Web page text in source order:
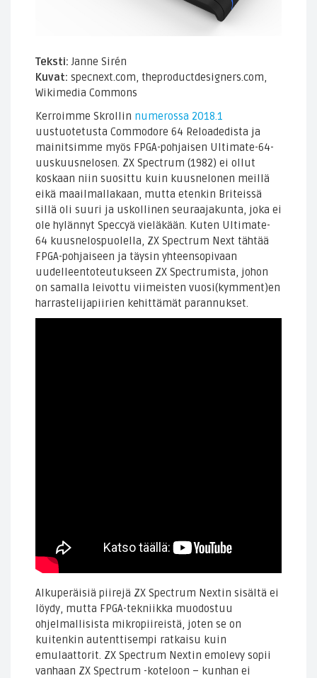
Teksti: Janne Sirén
Kuvat: specnext.com, theproductdesigners.com,
Wikimedia Commons
Kerroimme Skrollin numerossa 2018.1
uustuotetusta Commodore 64 Reloadedista ja
mainitsimme myös FPGA-pohjaisen Ultimate-64-
uuskuusnelosen. ZX Spectrum (1982) ei ollut
koskaan niin suosittu kuin kuusnelonen meillä
eikä maailmallakaan, mutta etenkin Briteissä
sillä oli suuri ja uskollinen seuraajakunta, joka ei
ole hylännyt Speccyä vieläkään. Kuten Ultimate-
64 kuusnelospuolella, ZX Spectrum Next tähtää
FPGA-pohjaiseen ja täysin yhteensopivaan
uudelleentoteutukseen ZX Spectrumista, johon
on samalla leivottu viimeisten vuosi(kymment)en
harrastelijapiirien kehittämät parannukset.
Alkuperäisiä piirejä ZX Spectrum Nextin sisältä ei
löydy, mutta FPGA-tekniikka muodostuu
ohjelmallisista mikropiireistä, joten se on
kuitenkin autenttisempi ratkaisu kuin
emulaattorit. ZX Spectrum Nextin emolevy sopii
vanhaan ZX Spectrum -koteloon – kunhan ei